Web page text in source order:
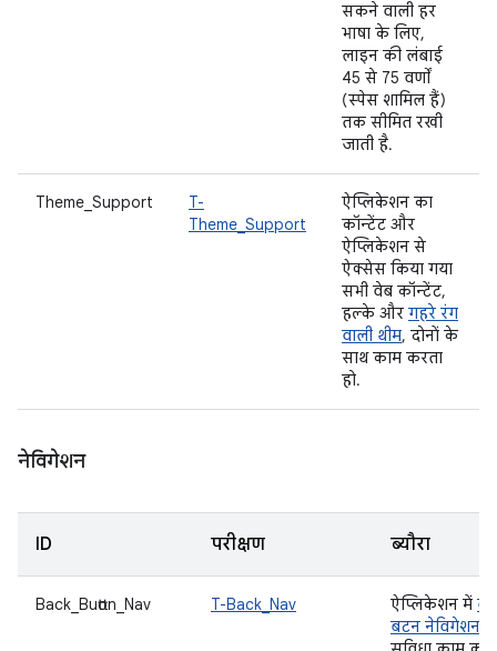
सकने वाली हर
भाषा के लिए,
लाइन की लंबाई
45 से 75 वर्णों
(स्पेस शामिल हैं)
तक सीमित रखी
जाती है.
Theme_Support
T-
Theme_Support
ऐप्लिकेशन का
कॉन्टेंट और
ऐप्लिकेशन से
ऐक्सेस किया गया
सभी वेब कॉन्टेंट,
हल्के और गहरे रंग
वाली थीम, दोनों के
साथ काम करता
हो.
नेविगेशन
ID परीक्षण ब्यौरा
Back_Button_Nav T-Back_Nav ऐप्लिकेशन में
बटन नेविगेशन